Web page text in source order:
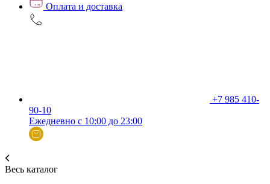
Оплата и доставка
+7 985 410-
90-10
Ежедневно с 10:00 до 23:00
Весь каталог